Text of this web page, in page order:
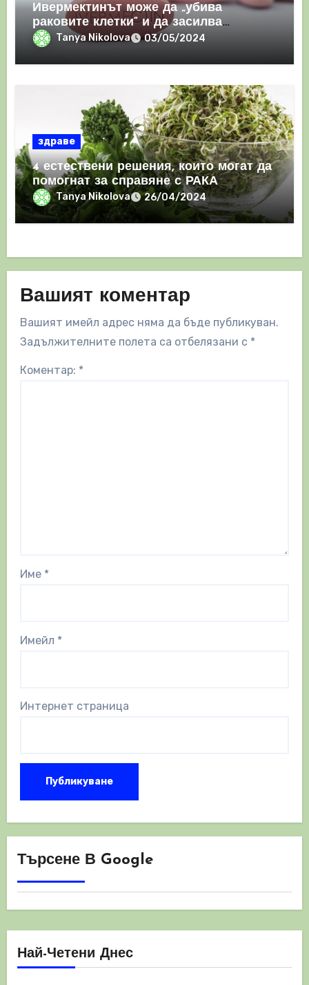
Ивермектинът може да „убива
раковите клетки“ и да засилва
имунния отговор
Tanya Nikolova 03/05/2024
здраве
4 естествени решения, които могат да
помогнат за справяне с РАКА
Tanya Nikolova 26/04/2024
Вашият коментар
Вашият имейл адрес няма да бъде публикуван.
Задължителните полета са отбелязани с *
Коментар: *
Име *
Имейл *
Интернет страница
Търсене В Google
Най-Четени Днес